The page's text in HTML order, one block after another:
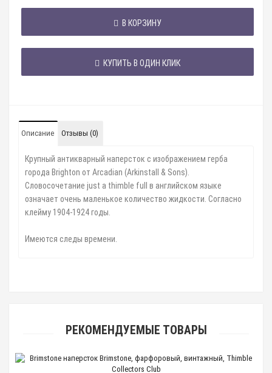
В КОРЗИНУ
КУПИТЬ В ОДИН КЛИК
Описание Отзывы (0)
Крупный антикварный наперсток с изображением герба
города Brighton от Arcadian (Arkinstall & Sons).
Словосочетание just a thimble full в английском языке
означает очень маленькое количество жидкости. Согласно
клейму 1904-1924 годы.
Имеются следы времени.
РЕКОМЕНДУЕМЫЕ ТОВАРЫ